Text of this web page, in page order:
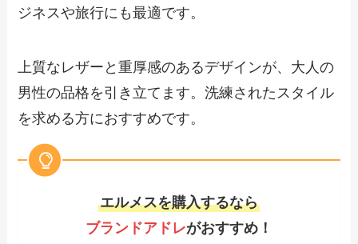
ジネスや旅行にも最適です。
上質なレザーと重厚感のあるデザインが、大人の
男性の品格を引き立てます。洗練されたスタイル
を求める方におすすめです。
エルメスを購入するなら
ブランドアドレがおすすめ！